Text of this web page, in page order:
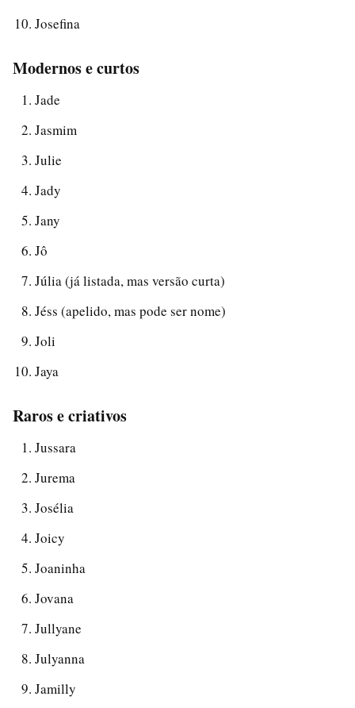
Josefina
Modernos e curtos
Jade
Jasmim
Julie
Jady
Jany
Jô
Júlia (já listada, mas versão curta)
Jéss (apelido, mas pode ser nome)
Joli
Jaya
Raros e criativos
Jussara
Jurema
Josélia
Joicy
Joaninha
Jovana
Jullyane
Julyanna
Jamilly